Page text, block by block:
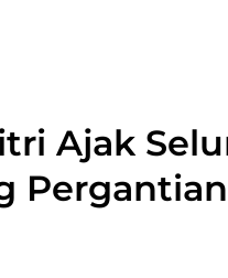
Ajak